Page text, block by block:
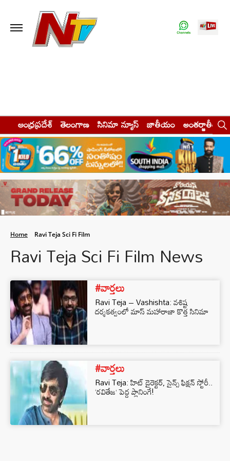
ఆంధ్రప్రదేశ్ తెలంగాణ సినిమా న్యూస్ జాతీయం అంతర్జాతీయం
Home Ravi Teja Sci Fi Film
Ravi Teja Sci Fi Film News
#వార్తలు
Ravi Teja – Vashishta: వశిష్ట
దర్శకత్వంలో మాస్ మహారాజా కొత్త సినిమా
#వార్తలు
Ravi Teja: హిట్ డైరెక్టర్‌, సైన్స్ ఫిక్షన్ స్టోరీ..
‘రవితేజ’ పెద్ద ప్లానింగే!